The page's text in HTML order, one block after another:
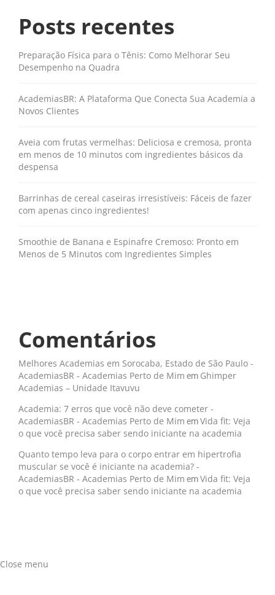
Posts recentes
Preparação Física para o Tênis: Como Melhorar Seu
Desempenho na Quadra
AcademiasBR: A Plataforma Que Conecta Sua Academia a
Novos Clientes
Aveia com frutas vermelhas: Deliciosa e cremosa, pronta
em menos de 10 minutos com ingredientes básicos da
despensa
Barrinhas de cereal caseiras irresistíveis: Fáceis de fazer
com apenas cinco ingredientes!
Smoothie de Banana e Espinafre Cremoso: Pronto em
Menos de 5 Minutos com Ingredientes Simples
Comentários
Melhores Academias em Sorocaba, Estado de São Paulo -
AcademiasBR - Academias Perto de Mim em Ghimper
Academias – Unidade Itavuvu
Academia: 7 erros que você não deve cometer -
AcademiasBR - Academias Perto de Mim em Vida fit: Veja
o que você precisa saber sendo iniciante na academia
Quanto tempo leva para o corpo entrar em hipertrofia
muscular se você é iniciante na academia? -
AcademiasBR - Academias Perto de Mim em Vida fit: Veja
o que você precisa saber sendo iniciante na academia
Close menu